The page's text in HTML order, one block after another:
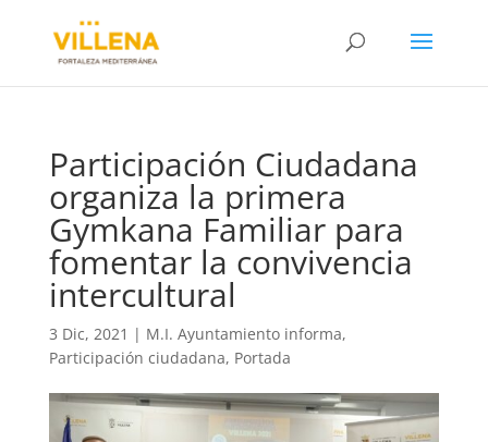
Participación Ciudadana
organiza la primera
Gymkana Familiar para
fomentar la convivencia
intercultural
3 Dic, 2021 | M.I. Ayuntamiento informa,
Participación ciudadana, Portada